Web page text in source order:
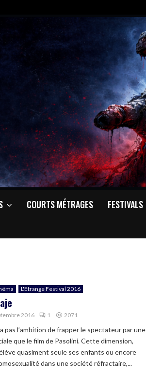
COURTS MÉTRAGES FESTIVALS
L'Etrange Festival 2016
2016 1 2071
pas l’ambition de frapper le spectateur par une
que le film de Pasolini. Cette dimension,
quasiment seule ses enfants ou encore
dans une société réfractaire,...